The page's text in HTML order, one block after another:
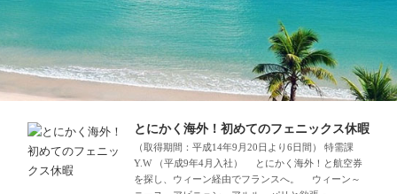
とにかく海外！初めてのフェニックス休暇
（取得期間：平成14年9月20日より6日間） 特需課
Y.W （平成9年4月入社） とにかく海外！と航空券
を探し、ウィーン経由でフランスへ。 ウィーン～